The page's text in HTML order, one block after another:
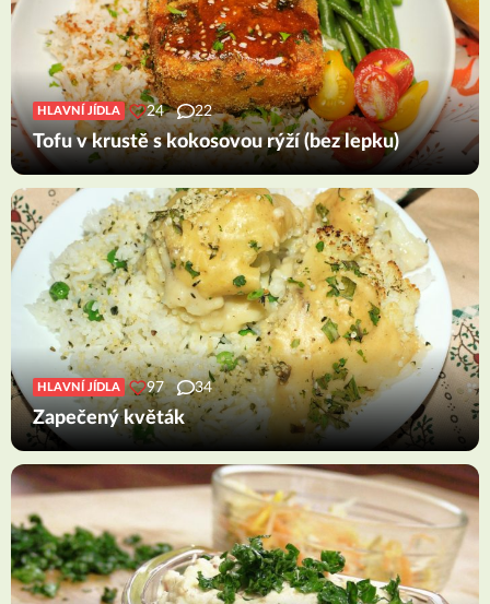
HLAVNÍ JÍDLA 24 22
Tofu v krustě s kokosovou rýží (bez lepku)
HLAVNÍ JÍDLA 97 34
Zapečený květák